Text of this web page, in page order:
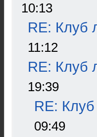
10:13
RE: Клуб
11:12
RE: Клуб
19:39
RE:
09:49